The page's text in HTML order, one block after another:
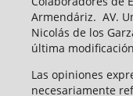
Armendáriz. AV.
Nicolás de los
última
Las opiniones
necesariamente